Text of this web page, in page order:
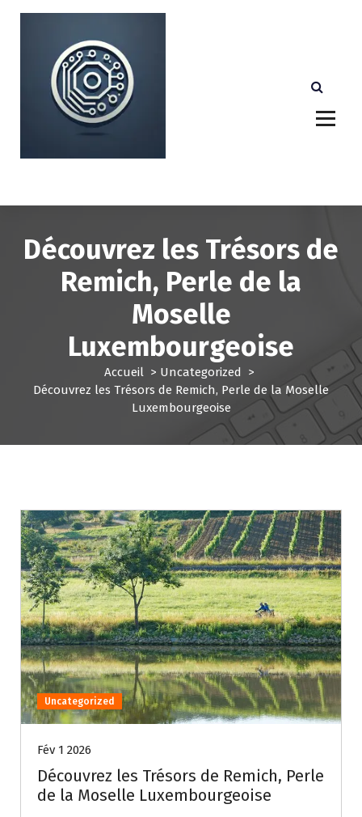
e
Découvrez les Trésors de
Remich, Perle de la
Moselle
Luxembourgeoise
Accueil > Uncategorized >
Découvrez les Trésors de Remich, Perle de la Moselle
Luxembourgeoise
Uncategorized
Fév 1 2026
Découvrez les Trésors de Remich, Perle
de la Moselle Luxembourgeoise